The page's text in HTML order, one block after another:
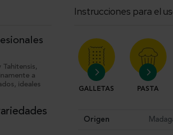
Tahitensis,
a
ideales
Instrucciones para el
GALLETAS PASTA
Origen